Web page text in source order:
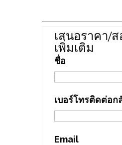
เสนอราคา/
เพิ่มเติม
ชื่อ
เบอร์โทรติดต่อก
Email